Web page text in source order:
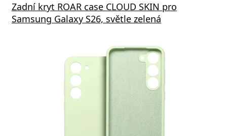
Zadní kryt ROAR case CLOUD SKIN pro
Samsung Galaxy S26, světle zelená